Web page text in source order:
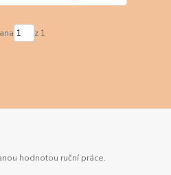
z 1
hodnotou ruční práce.